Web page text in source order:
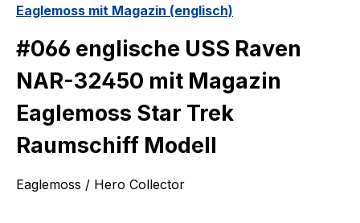
Eaglemoss mit Magazin (englisch)
#066 englische USS Raven
NAR-32450 mit Magazin
Eaglemoss Star Trek
Raumschiff Modell
Eaglemoss / Hero Collector